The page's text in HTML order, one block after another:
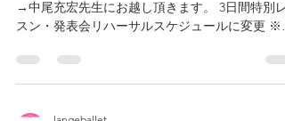
→中尾充宏先生にお越し頂きます。 3日間特別レ
スン・発表会リハーサルスケジュールに変更 ※ス
児科・児童科・初等科・高等科通常レッスンはお
休み。発表会リハーサルスケジュール...